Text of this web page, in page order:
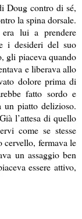
Doug contro di sé,
la spina dorsale.
lui a prendere
i desideri del suo
gli piaceva quando
e liberava allo
dolore prima di
fatto sordo e
un piatto delizioso.
l’attesa di quello
come se stesse
cervello, fermava le
un assaggio ben
essere attivo,